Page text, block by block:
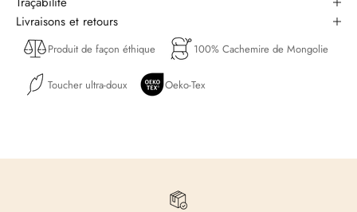
Livraisons et retours
Produit de façon éthique 100% Cachemire de Mongolie
Toucher ultra-doux Oeko-Tex